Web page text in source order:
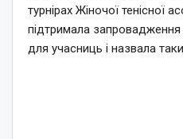
турнірах Жіночої тенісної
підтримала запровадження
для учасниць і назвала